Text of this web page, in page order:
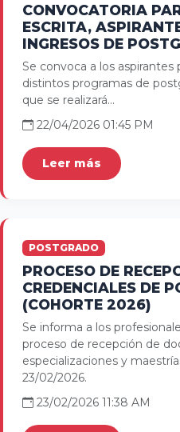
CONVOCATORIA
ESCRITA,
INGRESOS DE
Se convoca a los
distintos programas de
que se realizará...
22/04/2026 01:45 PM
Leer más
POSTGRADO
PROCESO DE
CREDENCIALES DE
(COHORTE 2026)
Se informa a los
proceso de recepción de
especializaciones y
23/02/2026.
23/02/2026 11:38 AM